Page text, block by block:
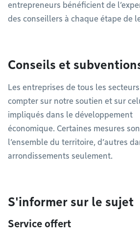
entrepreneurs bénéficient de
des conseillers à chaque étape de
Conseils et
Les entreprises de tous les
compter sur notre soutien et sur
impliqués dans le développement
économique. Certaines mesures
l’ensemble du territoire, d’autres
arrondissements seulement.
S'informer sur le sujet
Service offert